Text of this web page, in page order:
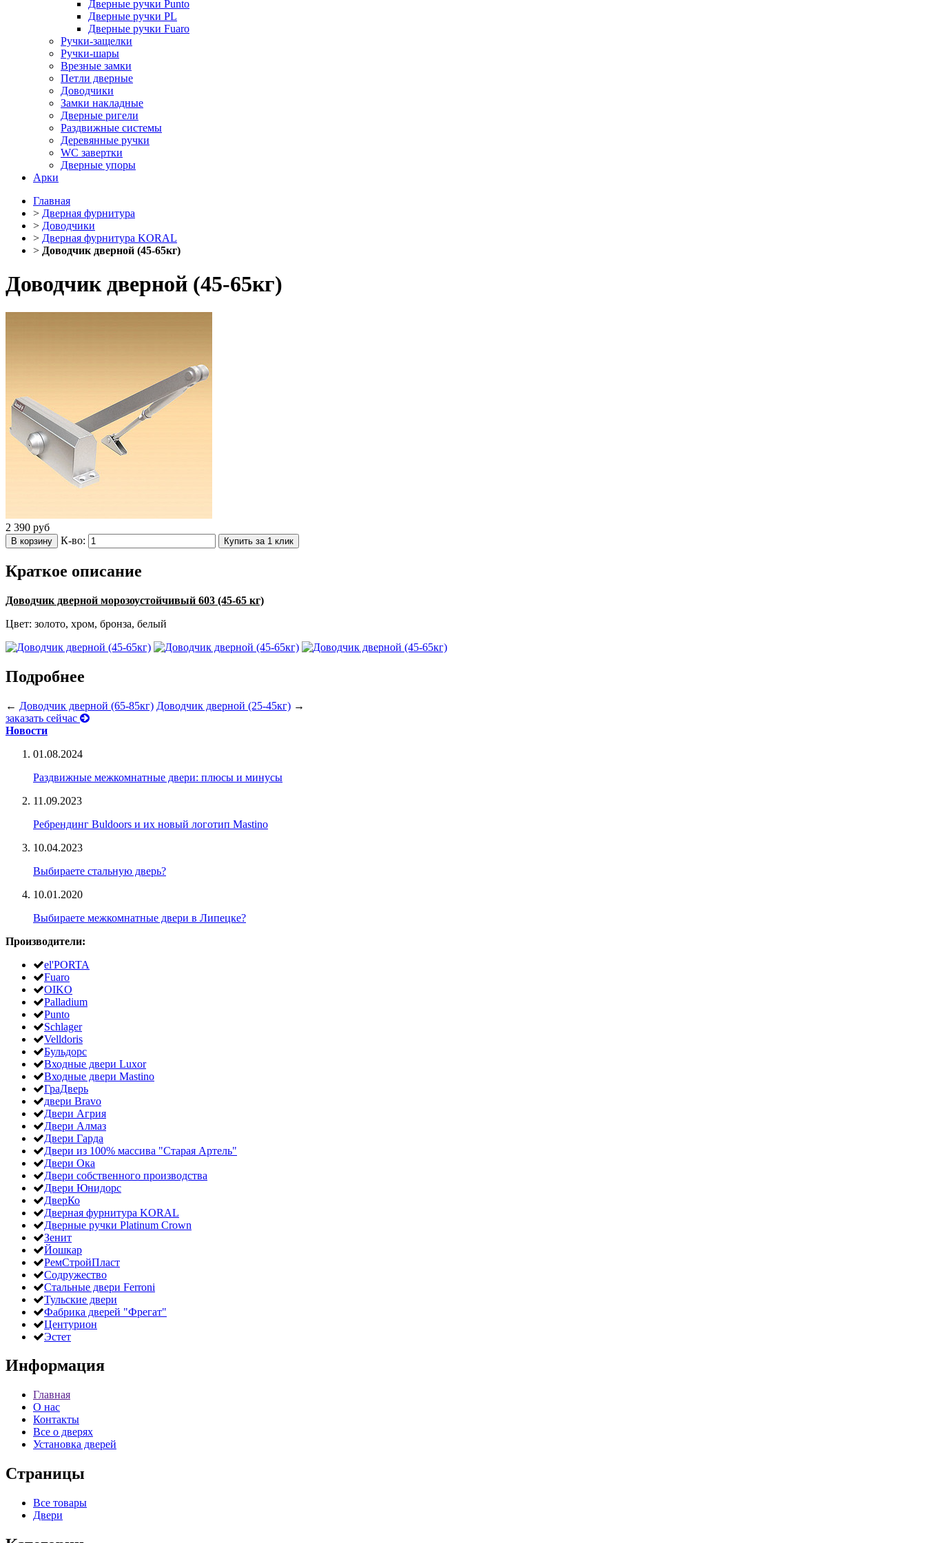
Дверные ручки Punto
Дверные ручки PL
Дверные ручки Fuaro
Ручки-защелки
Ручки-шары
Врезные замки
Петли дверные
Доводчики
Замки накладные
Дверные ригели
Раздвижные системы
Деревянные ручки
WC завертки
Дверные упоры
Арки
Главная
> Дверная фурнитура
> Доводчики
> Дверная фурнитура KORAL
> Доводчик дверной (45-65кг)
Доводчик дверной (45-65кг)
2 390 руб
В корзину К-во: Купить за 1 клик
Краткое описание
Доводчик дверной морозоустойчивый 603 (45-65 кг)
Цвет: золото, хром, бронза, белый
Подробнее
← Доводчик дверной (65-85кг) Доводчик дверной (25-45кг) →
заказать сейчас
Новости
01.08.2024
Раздвижные межкомнатные двери: плюсы и минусы
11.09.2023
Ребрендинг Buldoors и их новый логотип Mastino
10.04.2023
Выбираете стальную дверь?
10.01.2020
Выбираете межкомнатные двери в Липецке?
Производители:
el'PORTA
Fuaro
OIKO
Palladium
Punto
Schlager
Velldoris
Бульдорс
Входные двери Luxor
Входные двери Mastino
ГраДверь
двери Bravo
Двери Агрия
Двери Алмаз
Двери Гарда
Двери из 100% массива "Старая Артель"
Двери Ока
Двери собственного производства
Двери Юнидорс
ДверКо
Дверная фурнитура KORAL
Дверные ручки Platinum Crown
Зенит
Йошкар
РемСтройПласт
Содружество
Стальные двери Ferroni
Тульские двери
Фабрика дверей "Фрегат"
Центурион
Эстет
Информация
Главная
О нас
Контакты
Все о дверях
Установка дверей
Страницы
Все товары
Двери